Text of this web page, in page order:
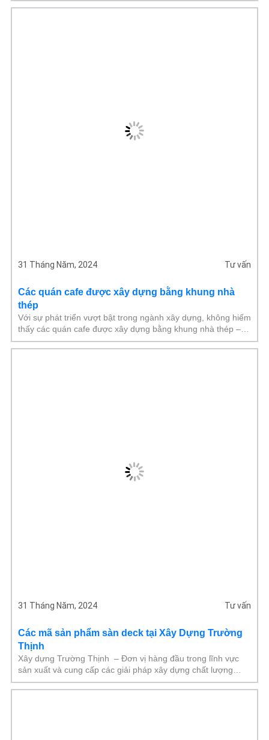
31 Tháng Năm, 2024 Tư vấn
Các quán cafe được xây dựng bằng khung nhà
thép
Với sự phát triển vượt bật trong ngành xây dựng, không hiếm
thấy các quán cafe được xây dựng bằng khung nhà thép –
Một lựa chọn phổ biến nhờ
31 Tháng Năm, 2024 Tư vấn
Các mã sản phẩm sàn deck tại Xây Dựng Trường
Thịnh
Xây dựng Trường Thịnh – Đơn vị hàng đầu trong lĩnh vực
sản xuất và cung cấp các giải pháp xây dựng chất lượng
cao, đã phát triển một danh